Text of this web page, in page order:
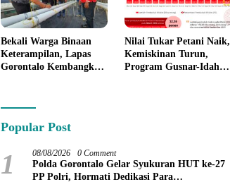
Bekali Warga Binaan
Keterampilan, Lapas
Gorontalo Kembangkan
Nilai Tukar Petani Naik,
Kemiskinan Turun,
Program Gusnar-Idah
Popular Post
1 08/08/2026 0 Comment
Polda Gorontalo Gelar Syukuran HUT ke-27
PP Polri, Hormati Dedikasi Para